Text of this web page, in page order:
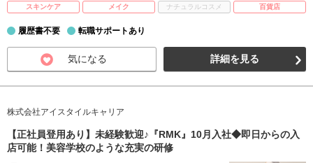
スキンケア
メイク ナチュラルコスメ 百貨店
履歴書不要 転職サポートあり
気になる 詳細を見る
株式会社アイスタイルキャリア
【正社員登用あり】未経験歓迎♪『RMK』10月入社◆即日からの入
店可能！美容学校のような充実の研修